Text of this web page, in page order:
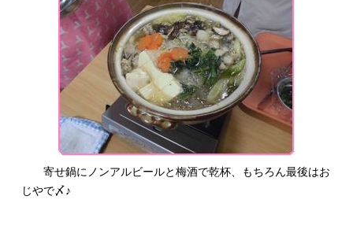
寄せ鍋にノンアルビールと梅酒で乾杯、もちろん最後はお
じやで〆♪